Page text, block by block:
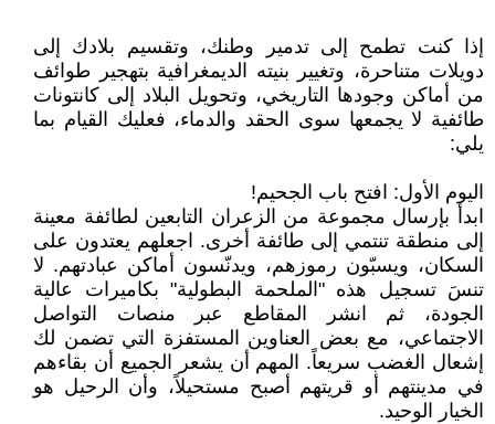
إذا كنت تطمح إلى تدمير وطنك، وتقسيم بلادك إلى
دويلات متناحرة، وتغيير بنيته الديمغرافية بتهجير طوائف
من أماكن وجودها التاريخي، وتحويل البلاد إلى كانتونات
طائفية لا يجمعها سوى الحقد والدماء، فعليك القيام بما
يلي:
اليوم الأول: افتح باب الجحيم!
ابدأ بإرسال مجموعة من الزعران التابعين لطائفة معينة
إلى منطقة تنتمي إلى طائفة أخرى. اجعلهم يعتدون على
السكان، ويسبّون رموزهم، ويدنّسون أماكن عبادتهم. لا
تنسَ تسجيل هذه "الملحمة البطولية" بكاميرات عالية
الجودة، ثم انشر المقاطع عبر منصات التواصل
الاجتماعي، مع بعض العناوين المستفزة التي تضمن لك
إشعال الغضب سريعاً. المهم أن يشعر الجميع أن بقاءهم
في مدينتهم أو قريتهم أصبح مستحيلاً، وأن الرحيل هو
الخيار الوحيد.